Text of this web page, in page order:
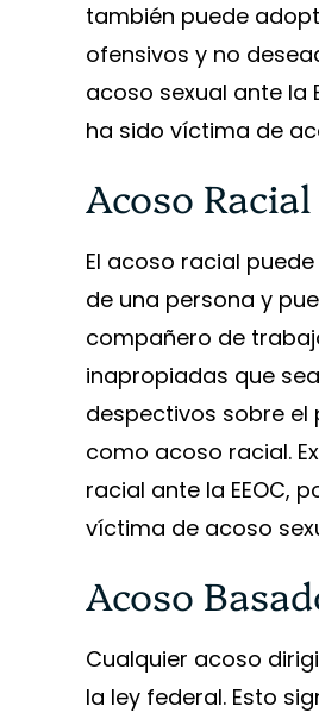
también puede
ofensivos y no
acoso sexual ante la
ha sido víctima de
Acoso Racial
El acoso racial
de una persona y
compañero de
inapropiadas que
despectivos sobre
como acoso racial.
racial ante la EEOC,
víctima de acoso
Acoso
Cualquier acoso
la ley federal. Esto